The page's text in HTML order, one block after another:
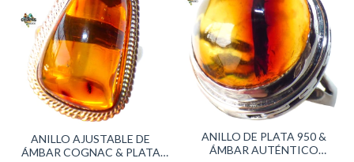
ANILLO AJUSTABLE DE
ÁMBAR COGNAC & PLATA
ANILLO DE PLATA 950 &
ÁMBAR AUTÉNTICO